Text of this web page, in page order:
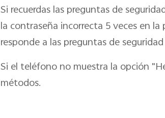
Si recuerdas las preguntas de
la contraseña incorrecta 5 veces en
responde a las preguntas de
Si el teléfono no muestra la opción
métodos.